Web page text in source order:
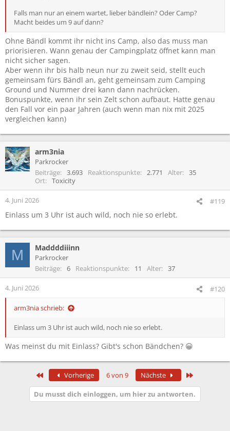
Falls man nur an einem wartet, lieber bändlein? Oder Camp?
Macht beides um 9 auf dann?
Ohne Bändl kommt ihr nicht ins Camp, also das muss man
priorisieren. Wann genau der Campingplatz öffnet kann man
nicht sicher sagen.
Aber wenn ihr bis halb neun nur zu zweit seid, stellt euch
gemeinsam fürs Bändl an, geht gemeinsam zum Camping
Ground und Nummer drei kann dann nachrücken.
Bonuspunkte, wenn ihr sein Zelt schon aufbaut. Hatte genau
den Fall vor ein paar Jahren (auch wenn man nix mit 2025
vergleichen kann)
arm3nia
Parkrocker
Beiträge
3.693 Reaktionspunkte 2.771 Alter
35
Ort
Toxicity
4. Juni 2026 #119
Einlass um 3 Uhr ist auch wild, noch nie so erlebt.
M Maddddiiinn
Parkrocker
Beiträge
6 Reaktionspunkte 11 Alter 37
4. Juni 2026 #120
arm3nia schrieb:
Einlass um 3 Uhr ist auch wild, noch nie so erlebt.
Was meinst du mit Einlass? Gibt's schon Bändchen? 😀
Erste Vorherige 6 von 9 Nächste
Du musst dich einloggen, um hier zu antworten.